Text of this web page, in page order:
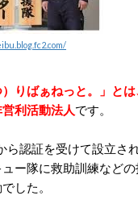
）りばぁねっと。」と
利活動法人です。
ら認証を受けて設立さ
ー隊に救助訓練など
した。